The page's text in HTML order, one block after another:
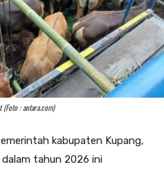
: antara.com)
kabupaten Kupang,
dalam tahun 2026 ini